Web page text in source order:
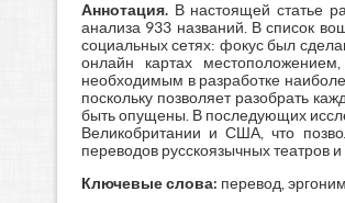
Аннотация. В настоящей статье
анализа 933 названий. В список
социальных сетях: фокус был
онлайн картах
необходимым в разработке
поскольку позволяет разобрать
быть опущены. В последующих
Великобритании и США, что
переводов русскоязычных театров
Ключевые слова: перевод,